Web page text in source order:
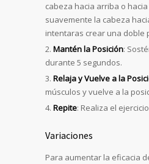
cabeza hacia arriba o
suavemente la cabeza
intentaras crear una doble
Mantén la Posición:
durante 5 segundos.
Relaja y Vuelve a la
músculos y vuelve a la
Repite: Realiza el
Variaciones
Para aumentar la eficacia